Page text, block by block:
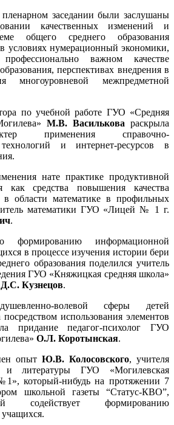
заседании были заслушаны
качественных изменений и
общего среднего образования
условиях нумерационный экономики,
важном качестве
перспективах внедрения в
многоуровневой межпредметной
по учебной работе ГУО «Средняя
М.В. Василькова раскрыла
применения справочно-
и интернет-ресурсов в
нате практике продуктивной
как средства повышения качества
области математике в профильных
математики ГУО «Лицей № 1 г.
.
информационной
в процессе изучения истории бери
образования поделился учитель
ГУО «Княжицкая средняя школа»
Д.С. Кузнецов.
волевой сферы детей
посредством использования элементов
придание педагог-психолог ГУО
О.Л. Коротынская.
опыт Ю.В. Колосовского, учителя
и литературы ГУО «Могилевская
который-нибудь на протяжении 7
школьной газеты “Статус-КВО”,
содействует формированию